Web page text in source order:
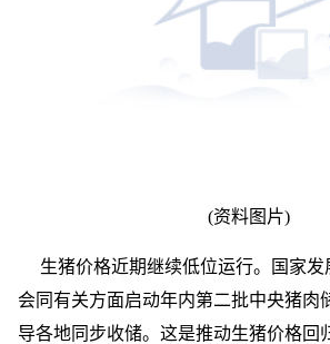
(资料图片)
生猪价格近期继续低位运行。国家
会同有关方面启动年内第二批中央猪肉
导各地同步收储。这是推动生猪价格回